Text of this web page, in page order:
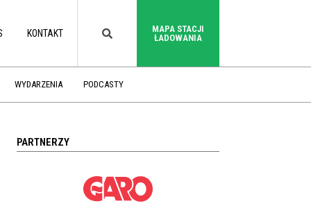
KONTAKT
MAPA STACJI
ŁADOWANIA
WYDARZENIA PODCASTY
PARTNERZY